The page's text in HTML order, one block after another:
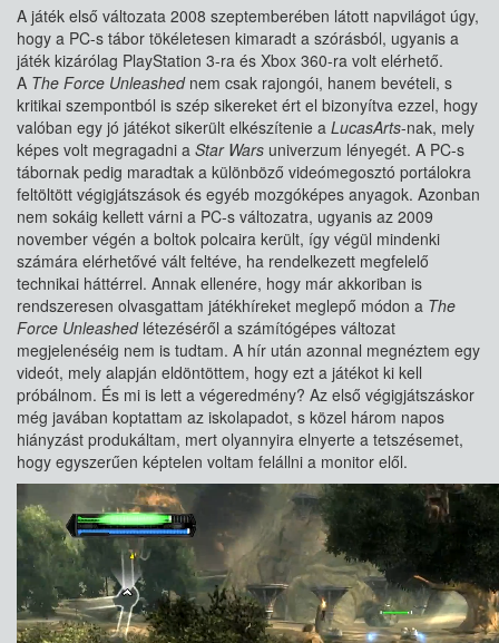
A játék első változata 2008 szeptemberében látott napvilágot úgy,
hogy a PC-s tábor tökéletesen kimaradt a szórásból, ugyanis a
játék kizárólag PlayStation 3-ra és Xbox 360-ra volt elérhető.
A The Force Unleashednem csak rajongói, hanem bevételi, s
kritikai szempontból is szép sikereket ért el bizonyítva ezzel, hogy
valóban egy jó játékot sikerült elkészítenie a LucasArts-nak, mely
képes volt megragadni a Star Wars univerzum lényegét. A PC-s
tábornak pedig maradtak a különböző videómegosztó portálokra
feltöltött végigjátszások és egyéb mozgóképes anyagok. Azonban
nem sokáig kellett várni a PC-s változatra, ugyanis az 2009
november végén a boltok polcaira került, így végül mindenki
számára elérhetővé vált feltéve, ha rendelkezett megfelelő
technikai háttérrel. Annak ellenére, hogy már akkoriban is
rendszeresen olvasgattam játékhíreket meglepő módon a The
Force Unleashedlétezéséről a számítógépes változat
megjelenéséig nem is tudtam. A hír után azonnal megnéztem egy
videót, mely alapján eldöntöttem, hogy ezt a játékot ki kell
próbálnom. És mi is lett a végeredmény? Az első végigjátszáskor
még javában koptattam az iskolapadot, s közel három napos
hiányzást produkáltam, mert olyannyira elnyerte a tetszésemet,
hogy egyszerűen képtelen voltam felállni a monitor elől.